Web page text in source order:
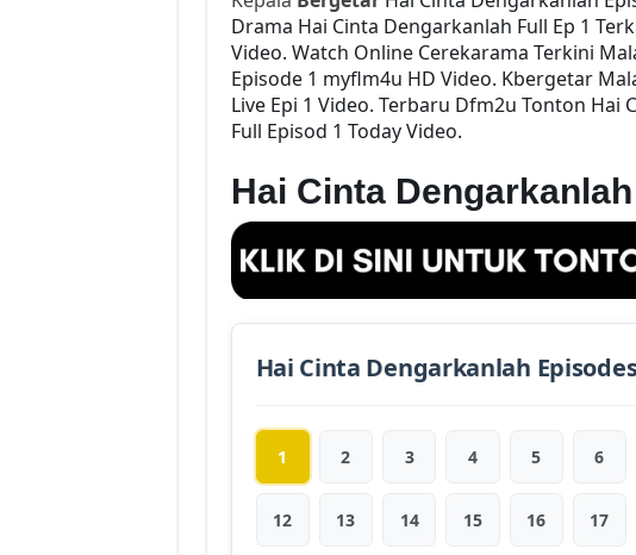
Drama Hai Cinta Dengarkanlah Full Ep 1
Video. Watch Online Cerekarama Terkini
Episode 1 myflm4u HD Video. Kbergetar
Live Epi 1 Video. Terbaru Dfm2u Tonton Hai
Full Episod 1 Today Video.
Hai Cinta
Hai Cinta Dengarkanlah
1 2 3 4 5 6
12 13 14 15 16 17